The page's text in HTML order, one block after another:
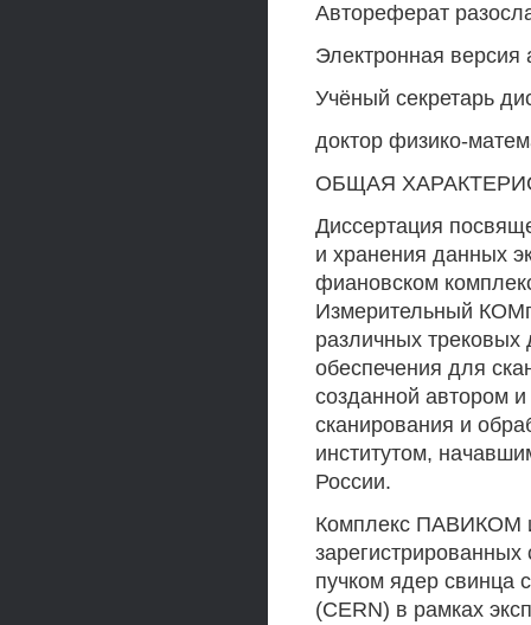
Автореферат
Электронная
Учёный секретарь
доктор физико-
ОБЩАЯ
Диссертация
и хранения данных
фиановском
Измерительный
различных трековых
обеспечения для
созданной автором
сканирования и
институтом,
России.
Комплекс ПАВИКОМ
пучком ядер свинца
(CERN) в рамках